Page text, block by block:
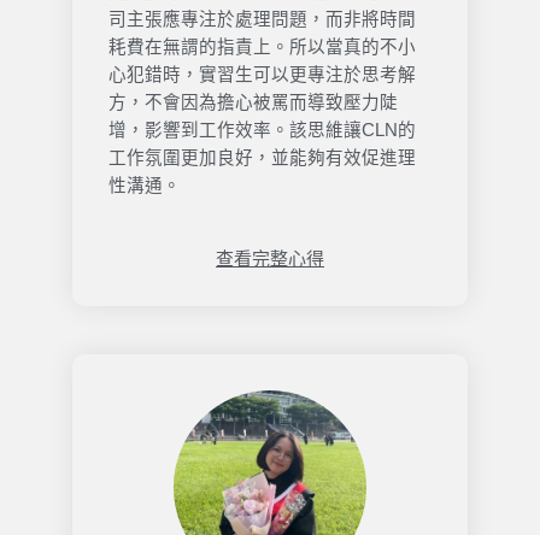
司主張應專注於處理問題，而非將時間
耗費在無謂的指責上。所以當真的不小
心犯錯時，實習生可以更專注於思考解
方，不會因為擔心被罵而導致壓力陡
增，影響到工作效率。該思維讓CLN的
工作氛圍更加良好，並能夠有效促進理
性溝通。
查看完整心得